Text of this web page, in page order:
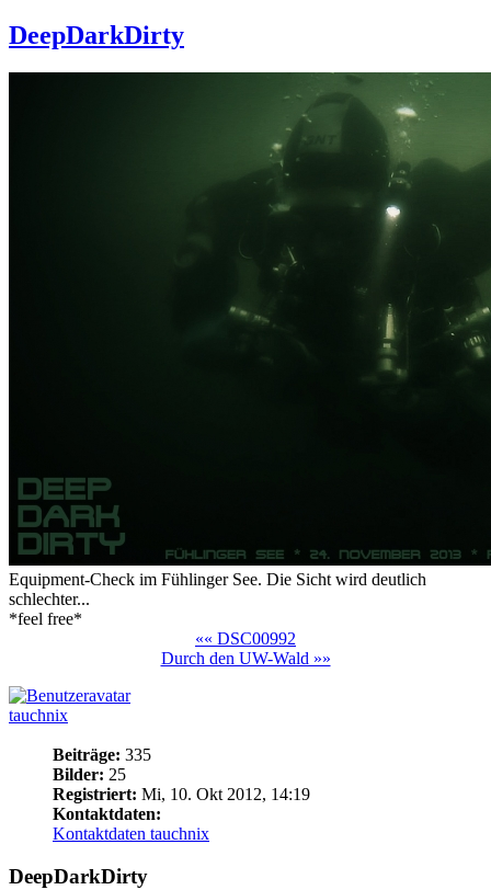
DeepDarkDirty
Equipment-Check im Fühlinger See. Die Sicht wird deutlich
schlechter...
*feel free*
«« DSC00992
Durch den UW-Wald »»
tauchnix
Beiträge: 335
Bilder: 25
Registriert: Mi, 10. Okt 2012, 14:19
Kontaktdaten:
Kontaktdaten tauchnix
DeepDarkDirty